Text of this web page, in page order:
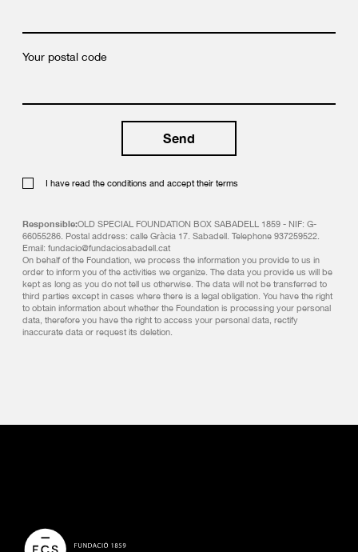
Your postal code
I have read the conditions and accept their terms
Responsible:OLD SPECIAL FOUNDATION BOX SABADELL 1859 - NIF: G-
66055286. Postal address: calle Gràcia 17. Sabadell. Telephone 937259522.
Email: fundacio@fundaciosabadell.cat
On behalf of the Foundation, we process the information you provide to us in
order to inform you of the activities we organize. The data you provide us will be
kept as long as you do not tell us otherwise. The data will not be transferred to
third parties except in cases where there is a legal obligation. You have the right
to obtain information about whether the Foundation is processing your personal
data, therefore you have the right to access your personal data, rectify
inaccurate data or request its deletion.